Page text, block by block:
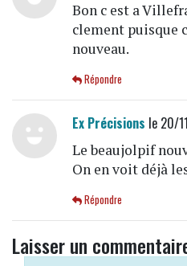
Bon c est a
clement puisque
nouveau.
Répondre
Ex Précisions le 20/
Le beaujolpif
On en voit déjà
Répondre
Laisser un